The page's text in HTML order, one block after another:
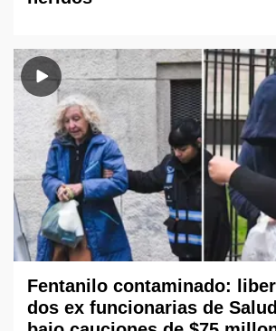
Fentanilo contaminado:
dos ex funcionarias de